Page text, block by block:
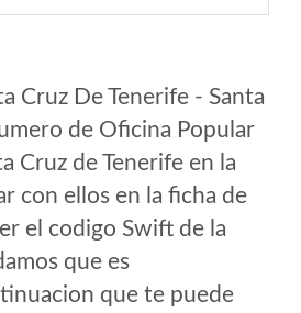
Cruz De Tenerife - Santa
de Oficina Popular
Cruz de Tenerife en la
con ellos en la ficha de
el codigo Swift de la
que es
que te puede